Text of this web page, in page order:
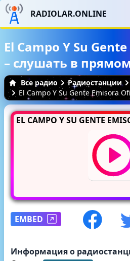
RADIOLAR.ONLINE
El Campo Y Su
– слушать в
Все радио Радиостанции
El Campo Y Su Gente Emisora
EL CAMPO Y SU GENTE
EMBED
Информация о